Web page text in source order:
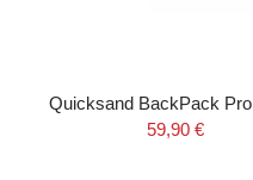
Quicksand BackPack
59,90 €